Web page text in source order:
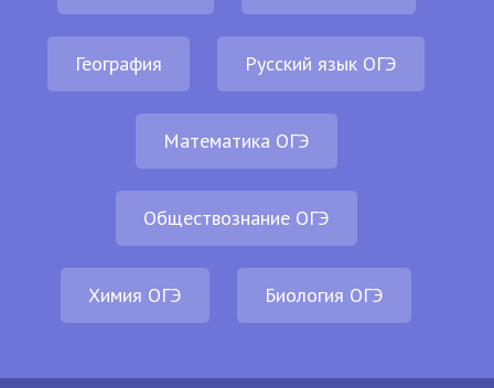
География Русский язык ОГЭ
Математика ОГЭ
Обществознание ОГЭ
Химия ОГЭ Биология ОГЭ